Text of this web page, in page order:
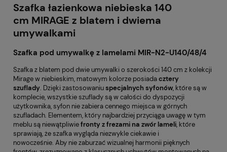
Szafka łazienkowa niebieska 140
cm MIRAGE z blatem i dwiema
umywalkami
Szafka pod umywalkę z lamelami MIR-N2-U140/48/4
Szafka z blatem pod dwie umywalki o szerokości 140 cm z kolekcji
Mirage w niebieskim, matowym kolorze posiadacztery
szuflady. Dzięki zastosowaniuspecjalnych syfonów, które są w
komplecie, wszystkie szuflady są w całości do dyspozycji
użytkownika, syfon nie zabiera cennego miejsca w górnych
szufladach. Elementem, który najbardziej przyciąga uwagę w tym
meblu są niewątpliwiefronty z frezami na zwór lameli, które
sprawiają, że szafka wygląda niezwykle ciekawie i
nowocześnie. Aby nie zaburzać wizualnej harmonii pięknych